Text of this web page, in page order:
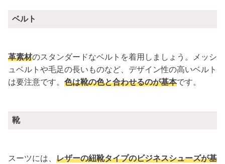
ベルト
革素材のスタンダードなベルトを着用しましょう。メッシ
ュベルトや毛足の長いものなど、デザイン性の高いベルト
は要注意です。 色は靴の色と合わせるのが基本です。
靴
スーツには、 レザーの紐靴タイプのビジネスシューズが基